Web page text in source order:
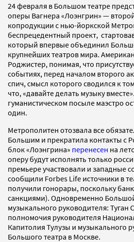
24 февраля в Большом театре
оперы Вагнера «Лоэнгрин» —
копродукции с нью-йоркской
беспрецедентный проект,
который впервые объединил
крупнейших театров мира.
Роджистер, понимая, что
событиях, перед началом второго
спич, смысл которого сводился к
что, «давайте делать музыку
гуманистическом посыле маэстро
один.
Метрополитен отозвала все
Большим и прекратила контакты с
блок «Лоэнгрина» перенесен на
оперу будут исполнять только
премьере участвовали и западные
сообщили Forbes Life источники в
получили гонорары, поскольку
санкциями). Одновременно
музыкального руководителя: Туган
полномочия руководителя
Капитолия Тулузы и музыкального
Большого театра в Москве.